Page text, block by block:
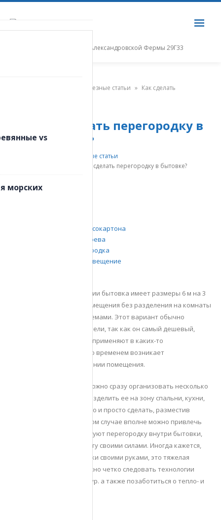
г. Санкт-Петербург, пр. Александровской Фермы 29Г33
Полезные статьи » Как сделать
Дек
Как сделать перегородку в
бытовке?
Полезные статьи
к записи Как сделать перегородку в бытовке?
Перегородка из гипсокартона
Перегородка из дерева
Стеклянная перегородка
Электричество и освещение
простейшая по конструкции бытовка имеет размеры 6 м на 3
м, имеет вид цельного помещения без разделения на комнаты
или зоны с какими-то проемами. Этот вариант обычно
предпочитают пользователи, так как он самый дешевый,
размещают на дачах или применяют в каких-то
альтернативных целях. Со временем возникает
необходимость в разделении помещения.
В стандартной бытовке можно сразу организовать несколько
помещений, например, разделить ее на зону спальни, кухни,
санузла. Это можно быстро и просто сделать, разместив
внутри перегородки. В этом случае вполне можно привлечь
рабочих, которые монтируют перегородку внутри бытовки,
либо выполнить эту работу своими силами. Иногда кажется,
что установка перегородки своими руками, это тяжелая
задача, но это не так. Важно четко следовать технологии
сборки этого вида структур. а также позаботиться о тепло- и
vs
морских